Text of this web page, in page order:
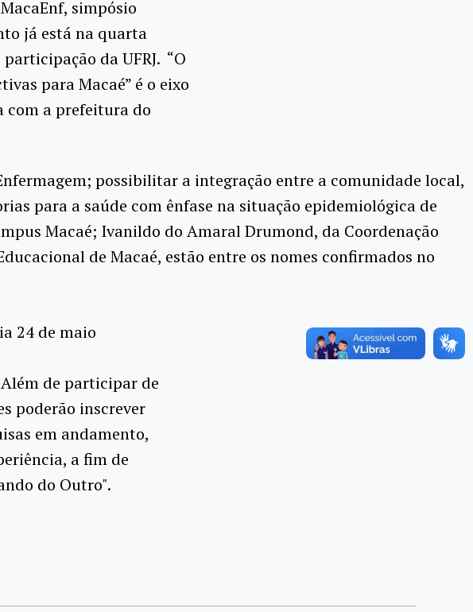
simpósio
já está na quarta
da UFRJ. “O
para Macaé” é o eixo
com a prefeitura do
possibilitar a integração entre a comunidade local,
para a saúde com ênfase na situação epidemiológica de
Macaé; Ivanildo do Amaral Drumond, da Coordenação
de Macaé, estão entre os nomes confirmados no
24 de maio
de participar de
poderão inscrever
em andamento,
a fim de
do Outro".